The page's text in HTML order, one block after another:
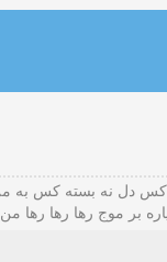
کس دل نه بسته کس به
بر موج رها رها رها من